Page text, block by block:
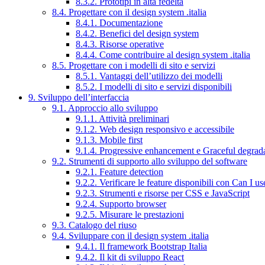
8.4. Progettare con il design system .italia
8.4.1. Documentazione
8.4.2. Benefici del design system
8.4.3. Risorse operative
8.4.4. Come contribuire al design system .italia
8.5. Progettare con i modelli di sito e servizi
8.5.1. Vantaggi dell’utilizzo dei modelli
8.5.2. I modelli di sito e servizi disponibili
9. Sviluppo dell’interfaccia
9.1. Approccio allo sviluppo
9.1.1. Attività preliminari
9.1.2. Web design responsivo e accessibile
9.1.3. Mobile first
9.1.4. Progressive enhancement e Graceful
9.2. Strumenti di supporto allo sviluppo del software
9.2.1. Feature detection
9.2.2. Verificare le feature disponibili con Can I
9.2.3. Strumenti e risorse per CSS e JavaScript
9.2.4. Supporto browser
9.2.5. Misurare le prestazioni
9.3. Catalogo del riuso
9.4. Sviluppare con il design system .italia
9.4.1. Il framework Bootstrap Italia
9.4.2. Il kit di sviluppo React